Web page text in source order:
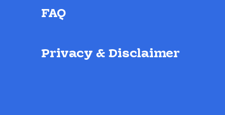
FAQ
Privacy & Disclaimer